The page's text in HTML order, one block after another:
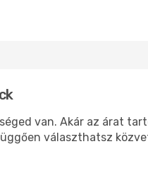
van. Akár az árat
választhatsz